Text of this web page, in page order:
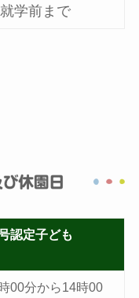
学前まで
認定子ども
00分から14時00